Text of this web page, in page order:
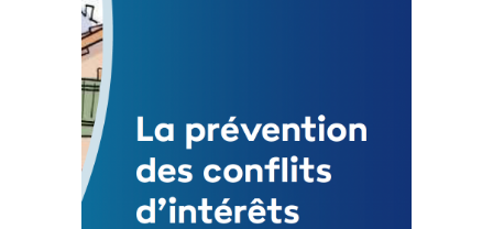
Mise à jour avril 2024
FEUILLETER